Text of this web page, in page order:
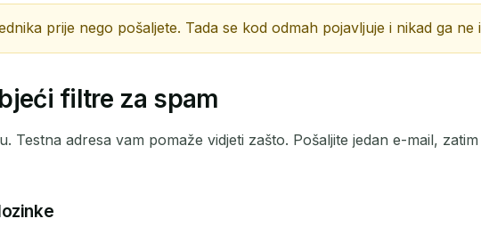
prije nego pošaljete. Tada se kod odmah pojavljuje i nikad ga ne
filtre za spam
Testna adresa vam pomaže vidjeti zašto. Pošaljite jedan e-mail,